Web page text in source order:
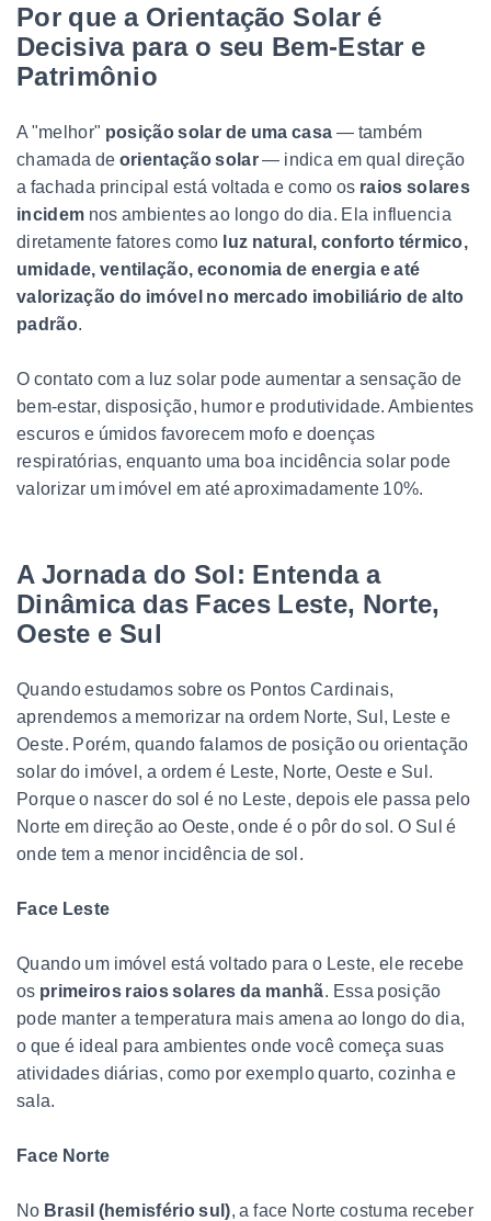
Por que a Orientação Solar é
Decisiva para o seu Bem-Estar e
Patrimônio
A "melhor" posição solar de uma casa — também
chamada de orientação solar— indica em qual direção
a fachada principal está voltada e como os raios solares
incidem nos ambientes ao longo do dia. Ela influencia
diretamente fatores como luz natural, conforto térmico,
umidade, ventilação, economia de energia e até
valorização do imóvel no mercado imobiliário de alto
padrão.
O contato com a luz solar pode aumentar a sensação de
bem-estar, disposição, humor e produtividade. Ambientes
escuros e úmidos favorecem mofo e doenças
respiratórias, enquanto uma boa incidência solar pode
valorizar um imóvel em até aproximadamente 10%.
A Jornada do Sol: Entenda a
Dinâmica das Faces Leste, Norte,
Oeste e Sul
Quando estudamos sobre os Pontos Cardinais,
aprendemos a memorizar na ordem Norte, Sul, Leste e
Oeste. Porém, quando falamos de posição ou orientação
solar do imóvel, a ordem é Leste, Norte, Oeste e Sul.
Porque o nascer do sol é no Leste, depois ele passa pelo
Norte em direção ao Oeste, onde é o pôr do sol. O Sul é
onde tem a menor incidência de sol.
Face Leste
Quando um imóvel está voltado para o Leste, ele recebe
os primeiros raios solares da manhã. Essa posição
pode manter a temperatura mais amena ao longo do dia,
o que é ideal para ambientes onde você começa suas
atividades diárias, como por exemplo quarto, cozinha e
sala.
Face Norte
No Brasil (hemisfério sul), a face Norte costuma receber